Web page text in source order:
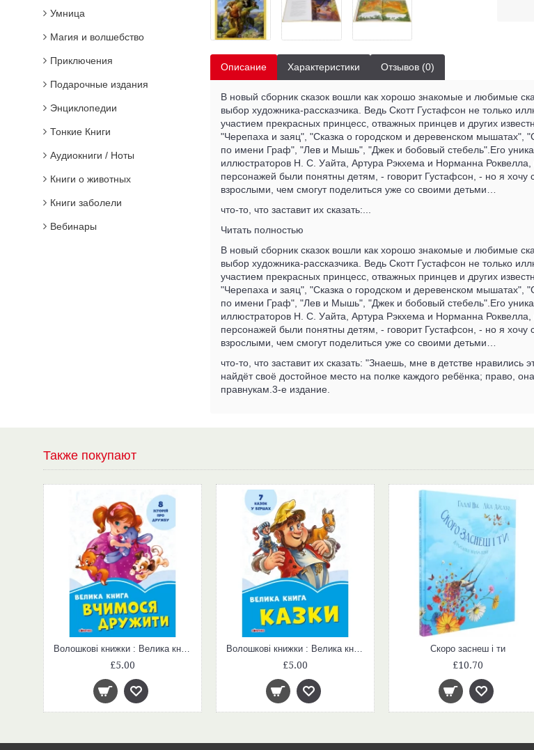
Умница
Магия и волшебство
Приключения
Подарочные издания
Энциклопедии
Тонкие Книги
Аудиокниги / Ноты
Книги о животных
Книги заболели
Вебинары
Описание Характеристики Отзывов (0)
В новый сборник сказок вошли как хорошо знакомые и любимые
выбор художника-рассказчика. Ведь Скотт Густафсон не только
участием прекрасных принцесс, отважных принцев и других
"Черепаха и заяц", "Сказка о городском и деревенском
по имени Граф", "Лев и Мышь", "Джек и бобовый стебель".Его
иллюстраторов Н. С. Уайта, Артура Рэкхема и Норманна
персонажей были понятны детям, - говорит Густафсон, - но я хочу
взрослыми, чем смогут поделиться уже со своими детьми…
что-то, что заставит их сказать:...
Читать полностью
В новый сборник сказок вошли как хорошо знакомые и любимые
выбор художника-рассказчика. Ведь Скотт Густафсон не только
участием прекрасных принцесс, отважных принцев и других
"Черепаха и заяц", "Сказка о городском и деревенском
по имени Граф", "Лев и Мышь", "Джек и бобовый стебель".Его
иллюстраторов Н. С. Уайта, Артура Рэкхема и Норманна
персонажей были понятны детям, - говорит Густафсон, - но я хочу
взрослыми, чем смогут поделиться уже со своими детьми…
что-то, что заставит их сказать: "Знаешь, мне в детстве
найдёт своё достойное место на полке каждого ребёнка; право,
правнукам.3-е издание.
Также покупают
£5.00 £5.00
Скоро заснеш і ти
£10.70